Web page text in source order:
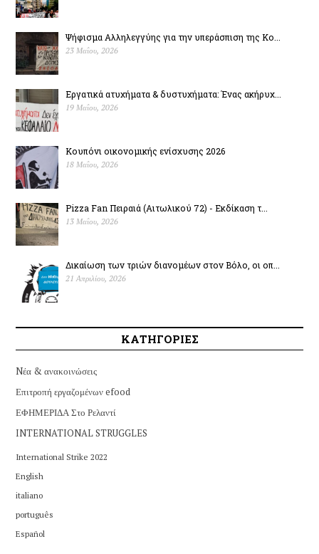
Ψήφισμα Αλληλεγγύης για την υπεράσπιση της Κο...
23 Μαΐου, 2026
Εργατικά ατυχήματα & δυστυχήµατα: Ένας ακήρυχ...
19 Μαΐου, 2026
Κουπόνι οικονομικής ενίσχυσης 2026
18 Μαΐου, 2026
Pizza Fan Πειραιά (Αιτωλικού 72) - Εκδίκαση τ...
13 Μαΐου, 2026
Δικαίωση των τριών διανομέων στον Βόλο, οι οπ...
21 Απριλίου, 2026
ΚΑΤΗΓΟΡΙΕΣ
Nέα & ανακοινώσεις
Επιτροπή εργαζομένων efood
ΕΦΗΜΕΡΙΔΑ Στο Ρελαντί
INTERNATIONAL STRUGGLES
International Strike 2022
English
italiano
português
Español